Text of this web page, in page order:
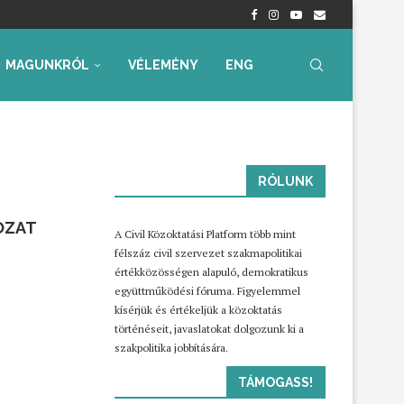
– Értékelés...
MAGUNKRÓL VÉLEMÉNY ENG
RÓLUNK
A Civil Közoktatási Platform több mint
félszáz civil szervezet szakmapolitikai
értékközösségen alapuló, demokratikus
együttműködési fóruma. Figyelemmel
kísérjük és értékeljük a közoktatás
történéseit, javaslatokat dolgozunk ki a
szakpolitika jobbítására.
TÁMOGASS!